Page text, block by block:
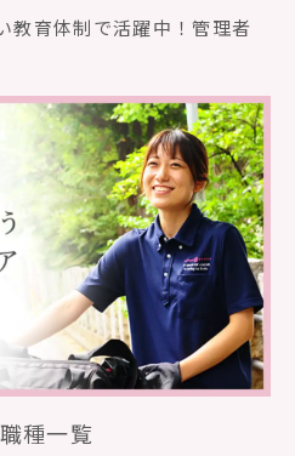
教育体制で活躍中！管理者
種一覧